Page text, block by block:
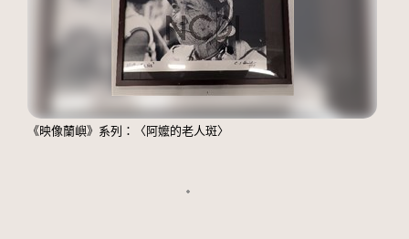
《映像蘭嶼》系列：〈阿嬤的老人斑〉